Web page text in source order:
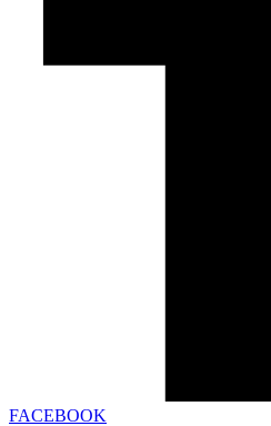
FACEBOOK